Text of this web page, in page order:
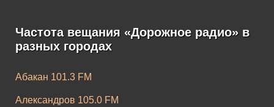
Частота вещания «Дорожное радио» в
разных городах
Абакан 101.3 FM
Александров 105.0 FM